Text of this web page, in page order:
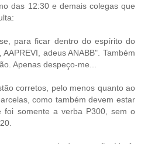
das 12:30 e demais colegas que
para ficar dentro do espírito do
adeus ANABB". Também
Apenas despeço-me...
corretos, pelo menos quanto ao
como também devem estar
foi somente a verba P300, sem o